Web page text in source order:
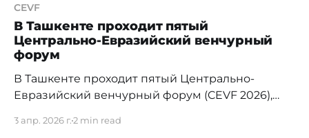
CEVF
В Ташкенте проходит пятый
Центрально-Евразийский венчурный
форум
В Ташкенте проходит пятый Центрально-
Евразийский венчурный форум (CEVF 2026),
инвесторов, предпринимателей,
3 апр. 2026 г.2 min read